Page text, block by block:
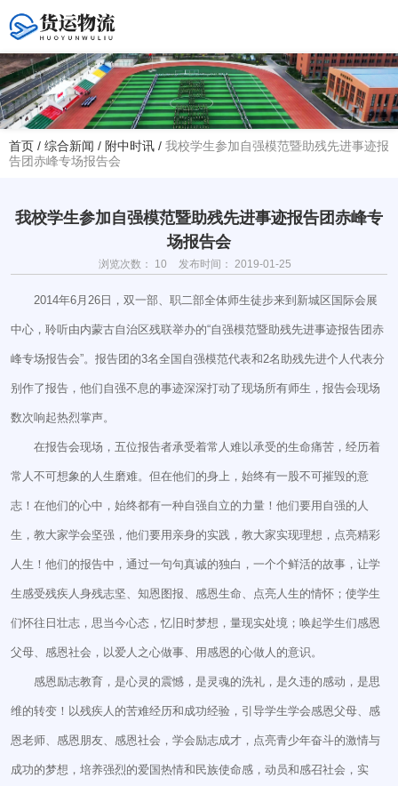
您好！欢迎访问赤峰大学附属中学官方网站！
学校地址
赤峰市红山区大新地路29号
首页 / 综合新闻 / 附中时讯 / 我校学生参加自强模范暨助残先进事迹报
告团赤峰专场报告会
我校学生参加自强模范暨助残先进事迹报告团赤峰专
场报告会
浏览次数： 10 发布时间： 2019-01-25
2014年6月26日，双一部、职二部全体师生徒步来到新城区国际会展
中心，聆听由内蒙古自治区残联举办的“自强模范暨助残先进事迹报告团赤
峰专场报告会”。报告团的3名全国自强模范代表和2名助残先进个人代表分
别作了报告，他们自强不息的事迹深深打动了现场所有师生，报告会现场
数次响起热烈掌声。
在报告会现场，五位报告者承受着常人难以承受的生命痛苦，经历着
常人不可想象的人生磨难。但在他们的身上，始终有一股不可摧毁的意
志！在他们的心中，始终都有一种自强自立的力量！他们要用自强的人
生，教大家学会坚强，他们要用亲身的实践，教大家实现理想，点亮精彩
人生！他们的报告中，通过一句句真诚的独白，一个个鲜活的故事，让学
生感受残疾人身残志坚、知恩图报、感恩生命、点亮人生的情怀；使学生
们怀往日壮志，思当今心态，忆旧时梦想，量现实处境；唤起学生们感恩
父母、感恩社会，以爱人之心做事、用感恩的心做人的意识。
感恩励志教育，是心灵的震憾，是灵魂的洗礼，是久违的感动，是思
维的转变！以残疾人的苦难经历和成功经验，引导学生学会感恩父母、感
恩老师、感恩朋友、感恩社会，学会励志成才，点亮青少年奋斗的激情与
成功的梦想，培养强烈的爱国热情和民族使命感，动员和感召社会，实